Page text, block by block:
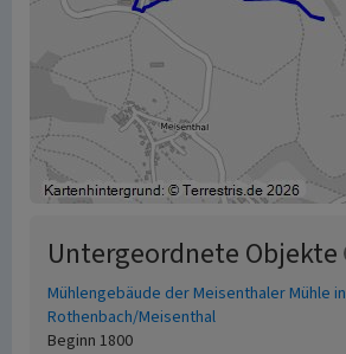
Untergeordnete Objekte
Mühlengebäude der Meisenthaler Mühle in
Rothenbach/Meisenthal
Beginn 1800